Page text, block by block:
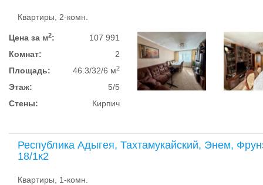
Квартиры, 2-комн.
Цена за м2:
107 991
Комнат:
2
Площадь:
46.3/32/6 м2
Этаж:
5/5
Стены:
Кирпич
Республика Адыгея, Тахтамукайский, Энем,
18/1к2
Квартиры, 1-комн.